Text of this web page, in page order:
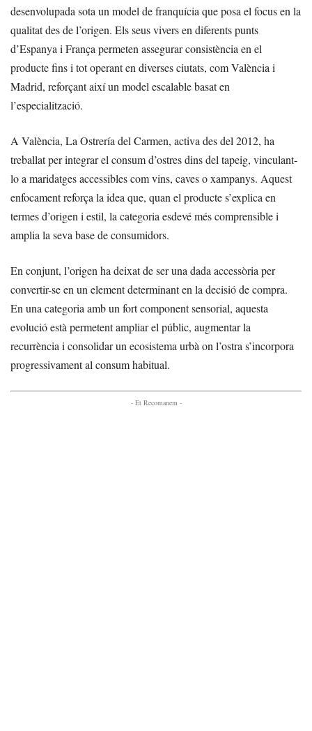
desenvolupada sota un model de franquícia que posa el focus en la
qualitat des de l’origen. Els seus vivers en diferents punts
d’Espanya i França permeten assegurar consistència en el
producte fins i tot operant en diverses ciutats, com València i
Madrid, reforçant així un model escalable basat en
l’especialització.
A València, La Ostrería del Carmen, activa des del 2012, ha
treballat per integrar el consum d’ostres dins del tapeig, vinculant-
lo a maridatges accessibles com vins, caves o xampanys. Aquest
enfocament reforça la idea que, quan el producte s’explica en
termes d’origen i estil, la categoria esdevé més comprensible i
amplia la seva base de consumidors.
En conjunt, l’origen ha deixat de ser una dada accessòria per
convertir-se en un element determinant en la decisió de compra.
En una categoria amb un fort component sensorial, aquesta
evolució està permetent ampliar el públic, augmentar la
recurrència i consolidar un ecosistema urbà on l’ostra s’incorpora
progressivament al consum habitual.
- Et Recomanem -